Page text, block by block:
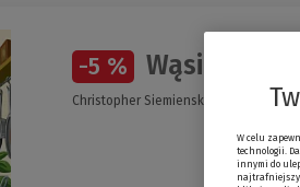
-5 % Wąsik i
Christopher Siemienski
W celu
technologii.
innymi do